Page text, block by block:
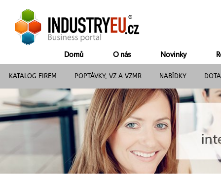
Domů O nás Novinky
KATALOG FIREM POPTÁVKY, VZ A VZMR NABÍDKY